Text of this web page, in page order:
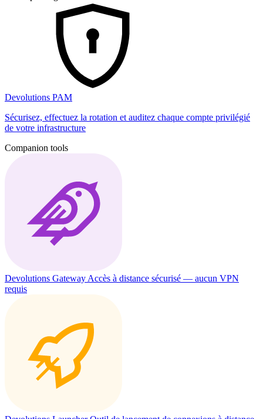
Devolutions PAM
Sécurisez, effectuez la rotation et auditez chaque compte privilégié
de votre infrastructure
Companion tools
Devolutions Gateway Accès à distance sécurisé — aucun VPN
requis